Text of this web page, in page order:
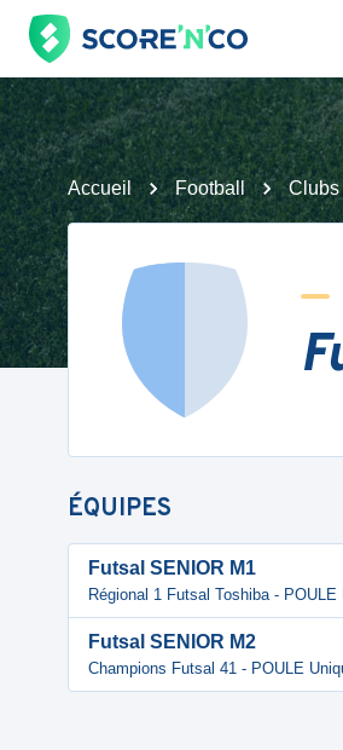
Accueil Football Clubs
ÉQUIPES
Futsal SENIOR M1
Régional 1 Futsal Toshiba - POULE
Futsal SENIOR M2
Champions Futsal 41 - POULE